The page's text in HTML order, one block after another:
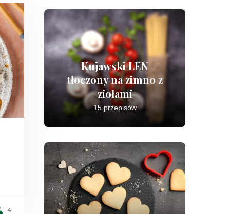
4
Kujawski LEN
tłoczony na zimno z
ziołami
15 przepisów